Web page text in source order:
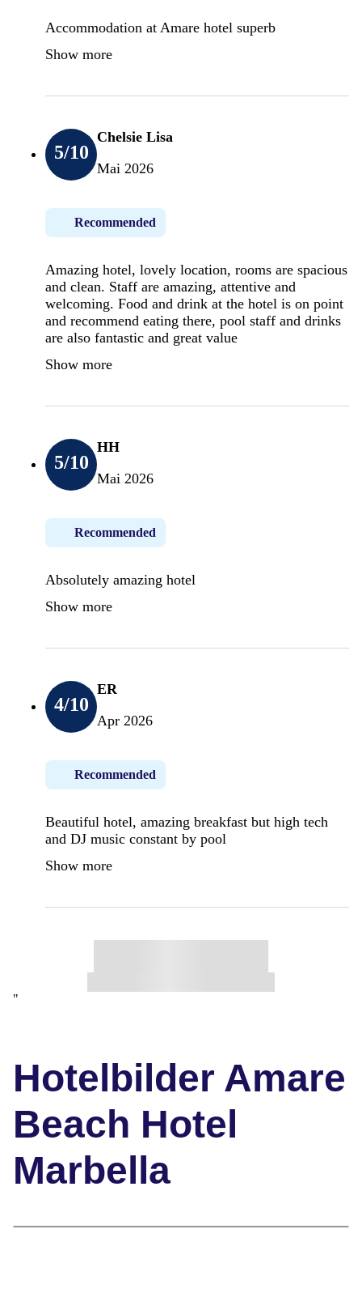
Accommodation at Amare hotel superb
Show more
5/10
Chelsie Lisa
Mai 2026
Recommended
Amazing hotel, lovely location, rooms are spacious
and clean. Staff are amazing, attentive and
welcoming. Food and drink at the hotel is on point
and recommend eating there, pool staff and drinks
are also fantastic and great value
Show more
5/10
HH
Mai 2026
Recommended
Absolutely amazing hotel
Show more
4/10
ER
Apr 2026
Recommended
Beautiful hotel, amazing breakfast but high tech
and DJ music constant by pool
Show more
"
Hotelbilder Amare
Beach Hotel
Marbella